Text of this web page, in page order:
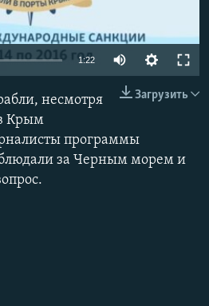
1:22
Загрузить
несмотря
Крым
программы
за Черным морем и